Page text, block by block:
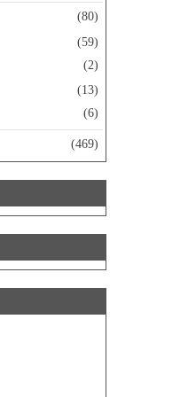
(80)
(59)
(2)
(13)
(6)
(469)